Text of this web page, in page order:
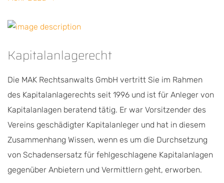
Kapitalanlagerecht
Die MAK Rechtsanwalts GmbH vertritt Sie im Rahmen
des Kapitalanlagerechts seit 1996 und ist für Anleger von
Kapitalanlagen beratend tätig. Er war Vorsitzender des
Vereins geschädigter Kapitalanleger und hat in diesem
Zusammenhang Wissen, wenn es um die Durchsetzung
von Schadensersatz für fehlgeschlagene Kapitalanlagen
gegenüber Anbietern und Vermittlern geht, erworben.